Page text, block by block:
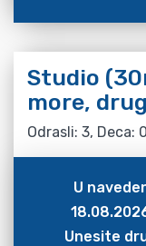
Studio
more,
Odrasli: 3, Deca: 0
U
Unesite